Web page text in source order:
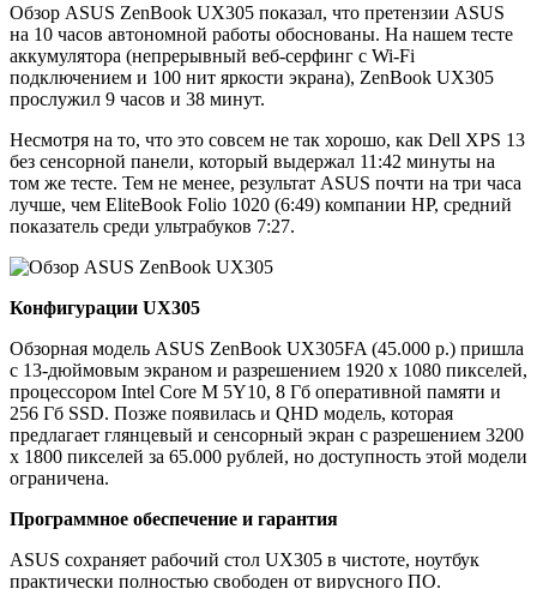
Обзор ASUS ZenBook UX305 показал, что претензии ASUS
на 10 часов автономной работы обоснованы. На нашем тесте
аккумулятора (непрерывный веб-серфинг с Wi-Fi
подключением и 100 нит яркости экрана), ZenBook UX305
прослужил 9 часов и 38 минут.
Несмотря на то, что это совсем не так хорошо, как Dell XPS 13
без сенсорной панели, который выдержал 11:42 минуты на
том же тесте. Тем не менее, результат ASUS почти на три часа
лучше, чем EliteBook Folio 1020 (6:49) компании HP, средний
показатель среди ультрабуков 7:27.
Конфигурации UX305
Обзорная модель ASUS ZenBook UX305FA (45.000 р.) пришла
с 13-дюймовым экраном и разрешением 1920 х 1080 пикселей,
процессором Intel Core M 5Y10, 8 Гб оперативной памяти и
256 Гб SSD. Позже появилась и QHD модель, которая
предлагает глянцевый и сенсорный экран с разрешением 3200
х 1800 пикселей за 65.000 рублей, но доступность этой модели
ограничена.
Программное обеспечение и гарантия
ASUS сохраняет рабочий стол UX305 в чистоте, ноутбук
практически полностью свободен от вирусного ПО.